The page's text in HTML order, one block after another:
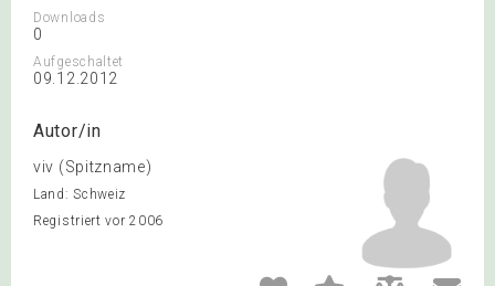
Downloads
0
Aufgeschaltet
09.12.2012
Autor/in
viv (Spitzname)
Land: Schweiz
Registriert vor 2006